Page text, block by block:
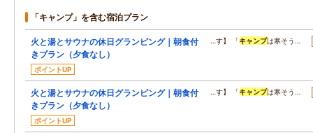
「キャンプ」を含む宿泊プラン
火と湯とサウナの休日グランピング｜朝食付
きプラン（夕食なし）
ポイントUP
…す】 「キャンプは寒そう…
火と湯とサウナの休日グランピング｜朝食付
きプラン（夕食なし）
ポイントUP
…す】 「キャンプは寒そう…